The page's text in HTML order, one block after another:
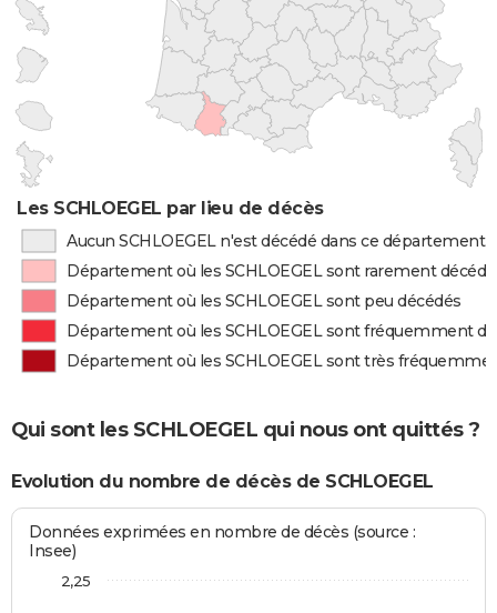
Les SCHLOEGEL par lieu de décès
Aucun SCHLOEGEL n'est décédé dans ce département
Département où les SCHLOEGEL sont rarement
Département où les SCHLOEGEL sont peu décédés
Département où les SCHLOEGEL sont fréquemment
Département où les SCHLOEGEL sont très
Qui sont les SCHLOEGEL qui nous ont quittés ?
Evolution du nombre de décès de SCHLOEGEL
Données exprimées en nombre de décès (source :
Insee)
2,25